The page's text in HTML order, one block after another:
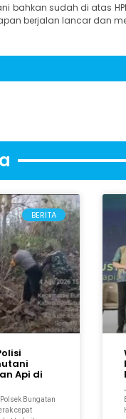
bahkan sudah di atas
berjalan lancar dan
BERITA
Api di
Bungatan
cepat